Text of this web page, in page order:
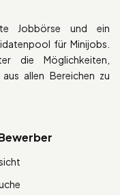
Jobbörse und ein
für Minijobs.
die Möglichkeiten,
allen Bereichen zu